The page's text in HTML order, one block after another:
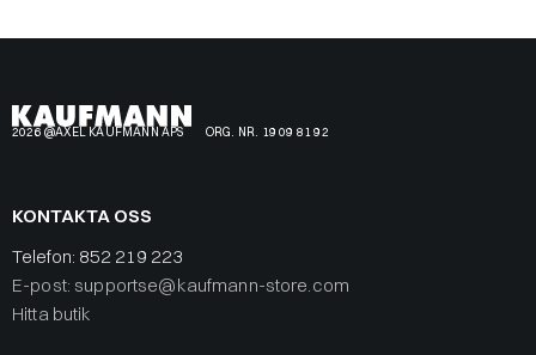
2026 @AXEL KAUFMANN APS ORG. NR. 19 09 81 92
KONTAKTA OSS
Telefon: 852 219 223
E-post: supportse@kaufmann-store.com
Hitta butik